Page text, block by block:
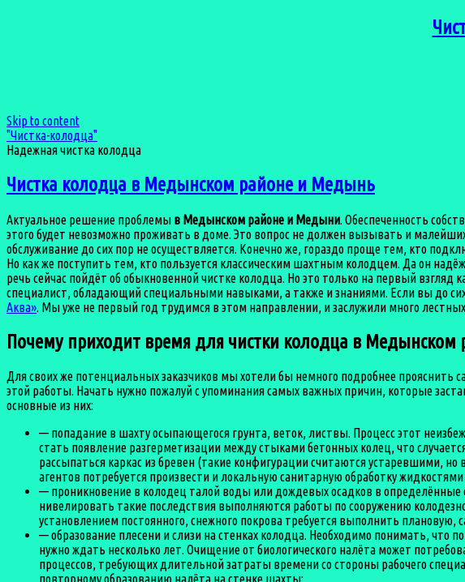
Skip to content
"Чистка-колодца"
Надежная чистка колодца
Чистка колодца в Медынском районе и Медынь
Актуальное решение проблемы в Медынском районе и Медыни. Обеспеченность
этого будет невозможно проживать в доме. Это вопрос не должен вызывать и
обслуживание до сих пор не осуществляется. Конечно же, гораздо проще тем, кто
Но как же поступить тем, кто пользуется классическим шахтным колодцем. Да он
речь сейчас пойдёт об обыкновенной чистке колодца. Но это только на первый
специалист, обладающий специальными навыками, а также и знаниями. Если вы до
Аква». Мы уже не первый год трудимся в этом направлении, и заслужили много
Почему приходит время для чистки колодца в Медынском
Для своих же потенциальных заказчиков мы хотели бы немного подробнее
этой работы. Начать нужно пожалуй с упоминания самых важных причин, которые
основные из них:
— попадание в шахту осыпающегося грунта, веток, листвы. Процесс этот
стать появление разгерметизации между стыками бетонных колец, что
рассыпаться каркас из бревен (такие конфигурации считаются устаревшими,
агентов потребуется произвести и локальную санитарную обработку
— проникновение в колодец талой воды или дождевых осадков в
нивелировать такие последствия выполняются работы по сооружению
установлением постоянного, снежного покрова требуется выполнить
— образование плесени и слизи на стенках колодца. Необходимо понимать,
нужно ждать несколько лет. Очищение от биологического налёта может
процессов, требующих длительной затраты времени со стороны рабочего